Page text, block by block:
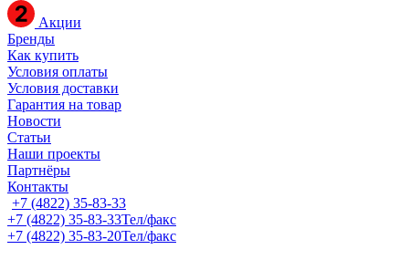
Акции
Бренды
Как купить
Условия оплаты
Условия доставки
Гарантия на товар
Новости
Статьи
Наши проекты
Партнёры
Контакты
+7 (4822) 35-83-33
+7 (4822) 35-83-33Тел/факс
+7 (4822) 35-83-20Тел/факс